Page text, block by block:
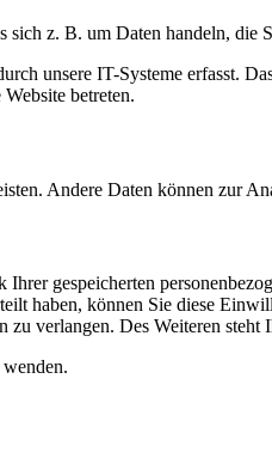
sich z. B. um Daten handeln, die
unsere IT-Systeme erfasst.
betreten.
Andere Daten können zur
gespeicherten
haben, können Sie diese
verlangen. Des Weiteren